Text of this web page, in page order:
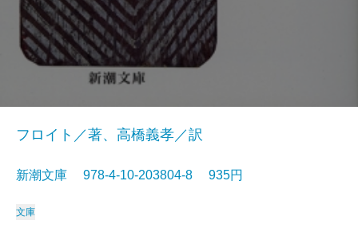
フロイト／著、高橋義孝／訳
新潮文庫 978-4-10-203804-8 935円
文庫